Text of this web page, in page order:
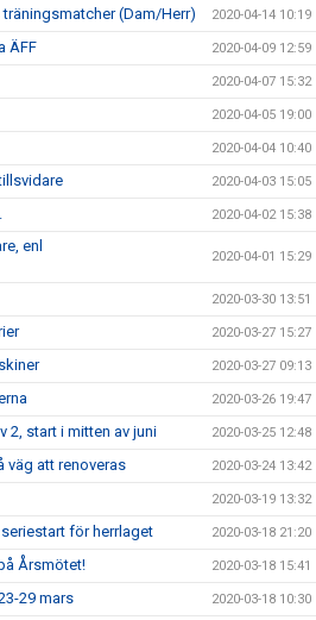
(Dam/Herr) 2020-04-14 10:19
ÄFF 2020-04-09 12:59
2020-04-07 15:32
2020-04-05 19:00
2020-04-04 10:40
2020-04-03 15:05
2020-04-02 15:38
enl
2020-04-01 15:29
2020-03-30 13:51
2020-03-27 15:27
2020-03-27 09:13
2020-03-26 19:47
2, start i mitten av juni 2020-03-25 12:48
väg att renoveras 2020-03-24 13:42
2020-03-19 13:32
för herrlaget 2020-03-18 21:20
Årsmötet! 2020-03-18 15:41
29 mars 2020-03-18 10:30